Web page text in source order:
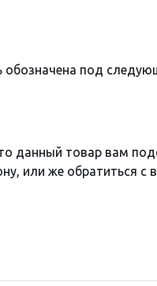
обозначена под
данный товар вам
или же обратиться с